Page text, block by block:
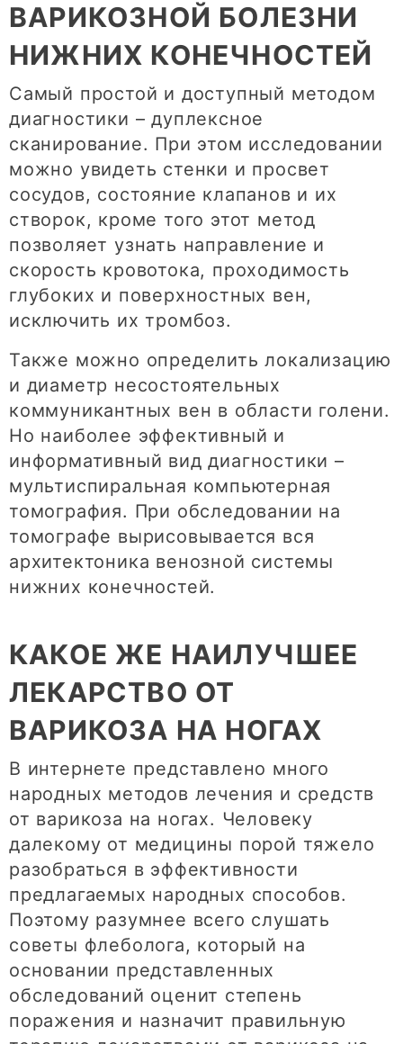
ВАРИКОЗНОЙ БОЛЕЗНИ
НИЖНИХ КОНЕЧНОСТЕЙ
Самый простой и доступный методом
диагностики – дуплексное
сканирование. При этом исследовании
можно увидеть стенки и просвет
сосудов, состояние клапанов и их
створок, кроме того этот метод
позволяет узнать направление и
скорость кровотока, проходимость
глубоких и поверхностных вен,
исключить их тромбоз.
Также можно определить локализацию
и диаметр несостоятельных
коммуникантных вен в области голени.
Но наиболее эффективный и
информативный вид диагностики –
мультиспиральная компьютерная
томография. При обследовании на
томографе вырисовывается вся
архитектоника венозной системы
нижних конечностей.
КАКОЕ ЖЕ НАИЛУЧШЕЕ
ЛЕКАРСТВО ОТ
ВАРИКОЗА НА НОГАХ
В интернете представлено много
народных методов лечения и средств
от варикоза на ногах. Человеку
далекому от медицины порой тяжело
разобраться в эффективности
предлагаемых народных способов.
Поэтому разумнее всего слушать
советы флеболога, который на
основании представленных
обследований оценит степень
поражения и назначит правильную